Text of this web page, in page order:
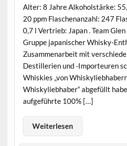
Alter: 8 Jahre Alkoholstärke:
20 ppm Flaschenanzahl: 247
0,7 l Vertrieb: Japan . Team
Gruppe japanischer Whisky-
Zusammenarbeit mit
Destillerien und -Importeuren
Whiskies „von
Whiskyliebhaber“ abgefüllt
aufgeführte 100% […]
Weiterlesen